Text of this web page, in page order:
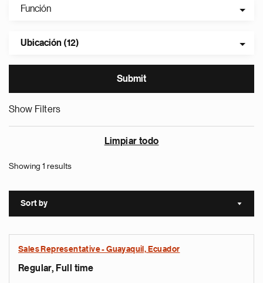
Función
Ubicación (12)
Show Filters
Limpiar todo
Showing 1 results
Sort by Sort
Sales Representative - Guayaquil, Ecuador
Regular, Full time